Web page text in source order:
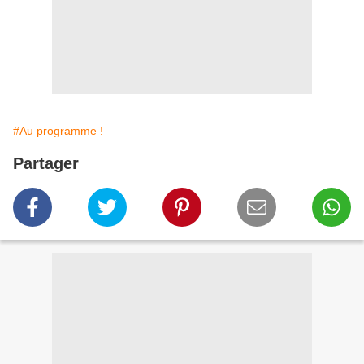
#Au programme !
Partager